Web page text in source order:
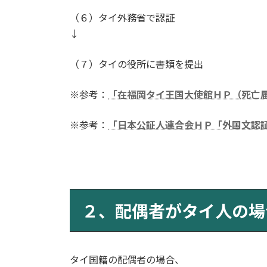
（６）タイ外務省で認証
↓
（７）タイの役所に書類を提出
※参考： 「在福岡タイ王国大使館ＨＰ（死亡
※参考： 「日本公証人連合会ＨＰ「外国文認証
２、配偶者がタイ人の
タイ国籍の配偶者の場合、